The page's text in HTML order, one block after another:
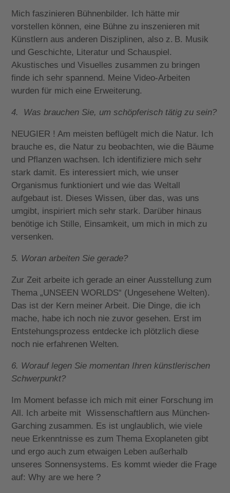
Mich faszinieren Bühnenbilder. Ich hätte mir
vorstellen können, eine Bühne zu inszenieren mit
Künstlern aus anderen Disziplinen, also z. B. Musik
und Geschichte, Literatur und Schauspiel.
Akustisches und Visuelles zusammen zu bringen
finde ich sehr spannend. Meine Video-Arbeiten
wurden für mich eine Erweiterung.
4. Was brauchen Sie, um schöpferisch tätig zu sein?
NEUGIER ! Am meisten beflügelt mich die Natur. Ich
brauche es, die Natur zu beobachten, wie die Bäume
und Pflanzen wachsen. Ich identifiziere mich sehr
stark damit. Es interessiert mich, wie unser
Organismus funktioniert und wie das Weltall
aufgebaut ist. Dieses Wissen, über das, was uns
umgibt, inspiriert mich sehr stark. Darüber hinaus
benötige ich Stille, Einsamkeit, um mich in mich zu
versenken.
5. Woran arbeiten Sie gerade?
Zur Zeit arbeite ich gerade an einer Ausstellung zum
Thema „UNSEEN WORLDS“ (Ungesehene Welten).
Das ist der Kern meiner Arbeit. Die Dinge, die ich
mache, habe ich noch nie zuvor gesehen. Erst im
Entstehungsprozess entdecke ich plötzlich diese
noch nie erfahrenen Welten.
6. Worauf legen Sie momentan Ihren künstlerischen
Schwerpunkt?
Im Moment befasse ich mich mit einer Forschung im
All. Ich arbeite mit Wissenschaftlern aus München-
Garching zusammen. Es ist unglaublich, wie viele
neue Erkenntnisse es zum Thema Exoplaneten gibt
und ergo auch zum etwaigen Leben außerhalb
unseres Sonnensystems. Es kommt wieder die Frage
auf: Why are we here ?